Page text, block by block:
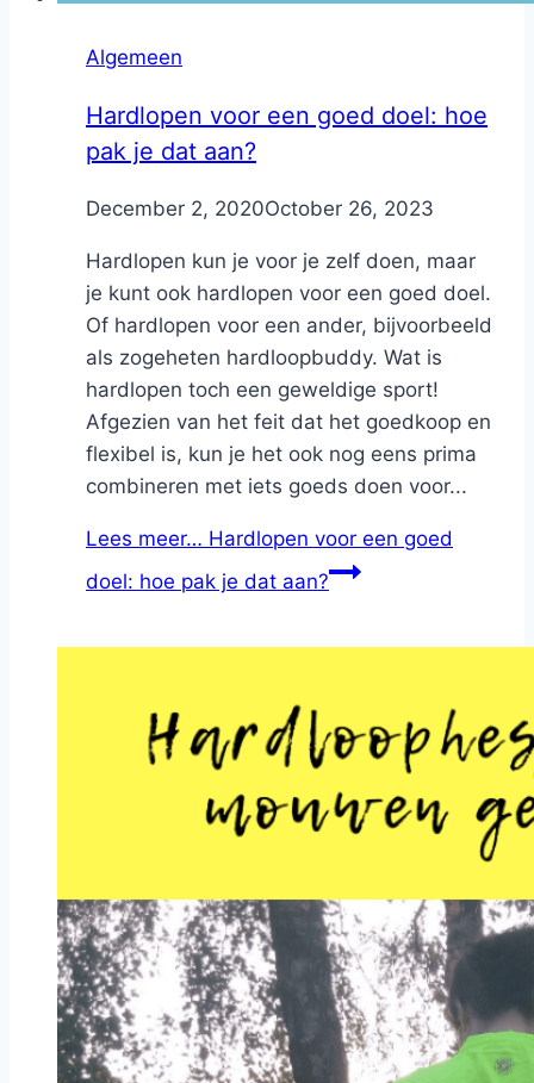
Algemeen
Hardlopen voor een goed doel: hoe
pak je dat aan?
ByNicole
December 2, 2020October 26, 2023
Hardlopen kun je voor je zelf doen, maar
je kunt ook hardlopen voor een goed doel.
Of hardlopen voor een ander, bijvoorbeeld
als zogeheten hardloopbuddy. Wat is
hardlopen toch een geweldige sport!
Afgezien van het feit dat het goedkoop en
flexibel is, kun je het ook nog eens prima
combineren met iets goeds doen voor...
Lees meer… Hardlopen voor een goed
doel: hoe pak je dat aan?